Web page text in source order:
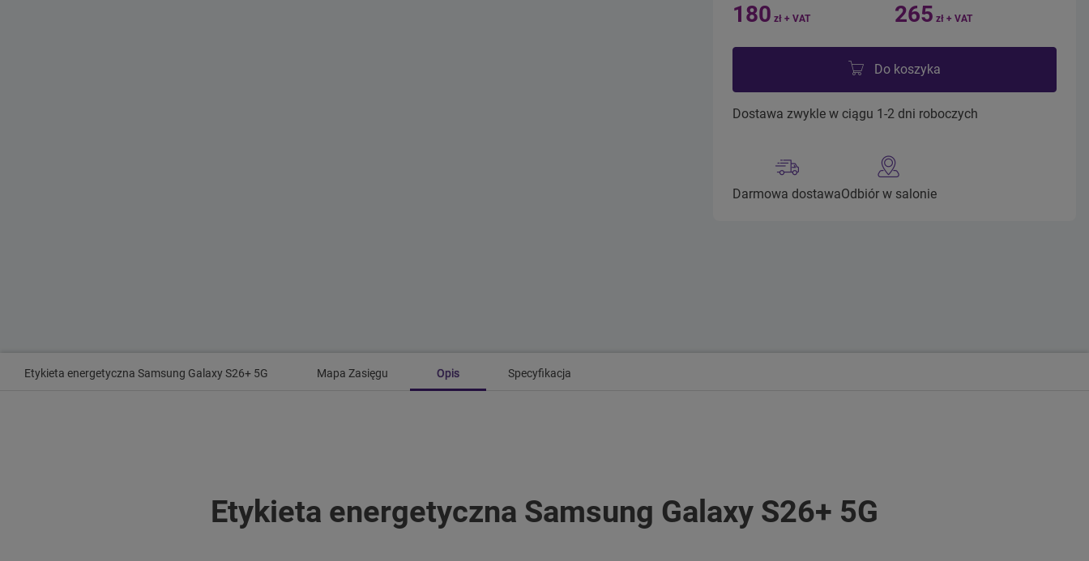
180 zł + VAT 265 zł + VAT
Do koszyka
Dostawa zwykle w ciągu 1-2 dni roboczych
Darmowa dostawaOdbiór w salonie
Etykieta energetyczna Samsung Galaxy S26+ 5G Mapa Zasięgu Opis Specyfikacja
Etykieta energetyczna Samsung Galaxy S26+ 5G